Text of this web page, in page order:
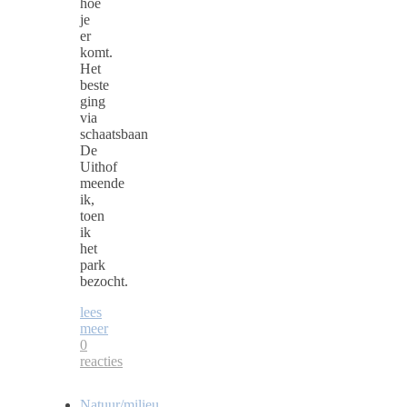
hoe
je
er
komt.
Het
beste
ging
via
schaatsbaan
De
Uithof
meende
ik,
toen
ik
het
park
bezocht.
lees
meer
0
reacties